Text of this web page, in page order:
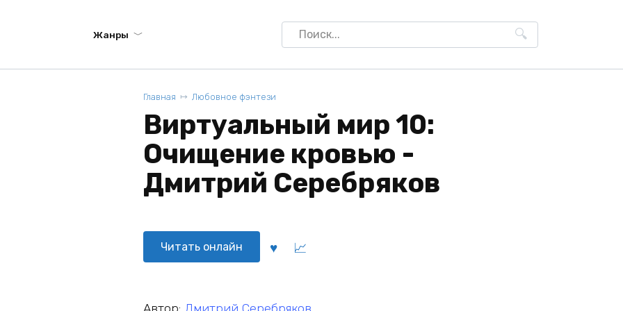
Жанры
Search
for:
Главная Любовное фэнтези
Виртуальный мир 10:
Очищение кровью -
Дмитрий Серебряков
Читать онлайн
Автор: Дмитрий Серебряков